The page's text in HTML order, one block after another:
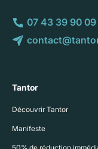
07 43 39 90 09
Tantor
Découvrir Tantor
Manifeste